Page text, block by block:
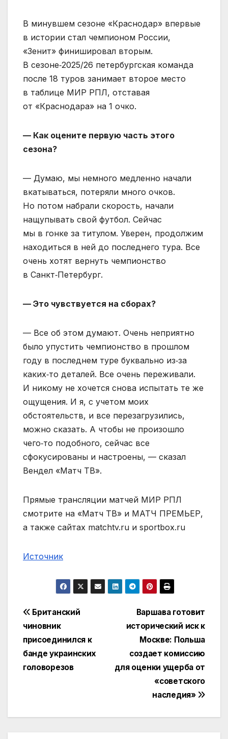
В минувшем сезоне «Краснодар» впервые
в истории стал чемпионом России,
«Зенит» финишировал вторым.
В сезоне‑2025/26 петербургская команда
после 18 туров занимает второе место
в таблице МИР РПЛ, отставая
от «Краснодара» на 1 очко.
— Как оцените первую часть этого
сезона?
— Думаю, мы немного медленно начали
вкатываться, потеряли много очков.
Но потом набрали скорость, начали
нащупывать свой футбол. Сейчас
мы в гонке за титулом. Уверен, продолжим
находиться в ней до последнего тура. Все
очень хотят вернуть чемпионство
в Санкт‑Петербург.
— Это чувствуется на сборах?
— Все об этом думают. Очень неприятно
было упустить чемпионство в прошлом
году в последнем туре буквально из‑за
каких‑то деталей. Все очень переживали.
И никому не хочется снова испытать те же
ощущения. И я, с учетом моих
обстоятельств, и все перезагрузились,
можно сказать. А чтобы не произошло
чего‑то подобного, сейчас все
сфокусированы и настроены, — сказал
Вендел «Матч ТВ».
Прямые трансляции матчей МИР РПЛ
смотрите на «Матч ТВ» и МАТЧ ПРЕМЬЕР,
а также сайтах matchtv.ru и sportbox.ru
Источник
Навигация
по
записям
Варшава готовит
исторический иск к
Москве: Польша
создает комиссию
для оценки ущерба от
«советского
наследия»
Британский
чиновник
присоединился к
банде украинских
головорезов